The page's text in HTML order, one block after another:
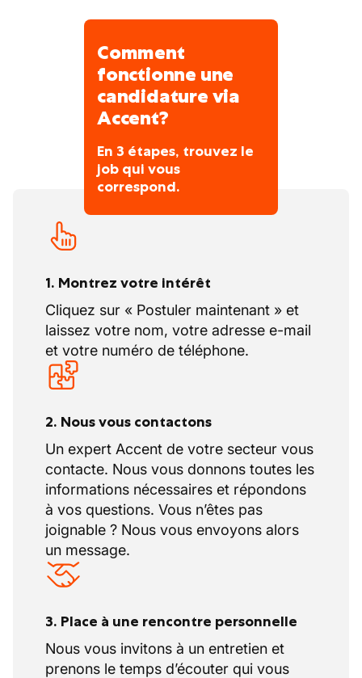
Comment
fonctionne une
candidature via
Accent?
En 3 étapes, trouvez le
job qui vous
correspond.
1. Montrez votre intérêt
Cliquez sur « Postuler maintenant » et
laissez votre nom, votre adresse e-mail
et votre numéro de téléphone.
2. Nous vous contactons
Un expert Accent de votre secteur vous
contacte. Nous vous donnons toutes les
informations nécessaires et répondons
à vos questions. Vous n’êtes pas
joignable ? Nous vous envoyons alors
un message.
3. Place à une rencontre personnelle
Nous vous invitons à un entretien et
prenons le temps d’écouter qui vous